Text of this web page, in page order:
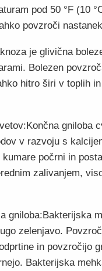
pod 50 °F (10
povzroči
je glivična
Bolezen
hitro širi v toplih
gniloba
v razvoju s
počrni in
zalivanjem,
gniloba:Bakterijska
zelenjavo.
in povzročijo
Bakterijska